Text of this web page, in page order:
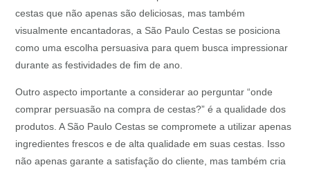
cestas que não apenas são deliciosas, mas também
visualmente encantadoras, a São Paulo Cestas se posiciona
como uma escolha persuasiva para quem busca impressionar
durante as festividades de fim de ano.
Outro aspecto importante a considerar ao perguntar “onde
comprar persuasão na compra de cestas?” é a qualidade dos
produtos. A São Paulo Cestas se compromete a utilizar apenas
ingredientes frescos e de alta qualidade em suas cestas. Isso
não apenas garante a satisfação do cliente, mas também cria